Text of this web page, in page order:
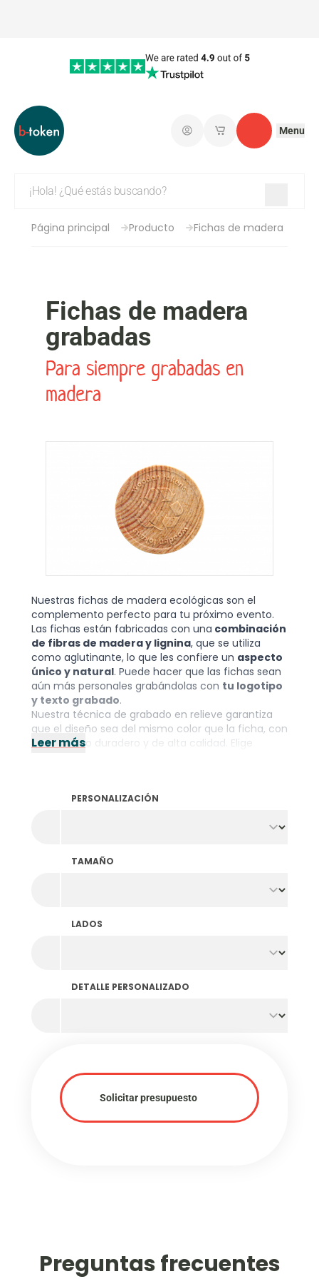
Iniciar sesiónMis carritos de
Contacto
Menu
Página principal Producto Fichas de madera
Fichas de madera
grabadas
Para siempre grabadas en
madera
Nuestras fichas de madera ecológicas son el
complemento perfecto para tu próximo evento.
Las fichas están fabricadas con una combinación
de fibras de madera y lignina, que se utiliza
como aglutinante, lo que les confiere un aspecto
único y natural. Puede hacer que las fichas sean
aún más personales grabándolas con tu logotipo
y texto grabado.
Nuestra técnica de grabado en relieve garantiza
que el diseño sea del mismo color que la ficha, con
un acabado duradero y de alta calidad. Elige
organización un toque especial.
Leer más
PERSONALIZACIÓN
TAMAÑO
LADOS
DETALLE PERSONALIZADO
Solicitar presupuesto
Preguntas frecuentes